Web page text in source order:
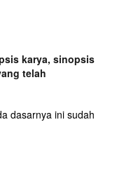
karya, sinopsis
telah
dasarnya ini sudah